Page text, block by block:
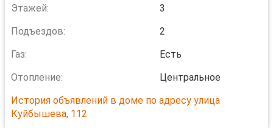
Этажей:
3
Подъездов:
2
Газ:
Есть
Отопление:
Центральное
История объявлений в доме по адресу улица
Куйбышева, 112